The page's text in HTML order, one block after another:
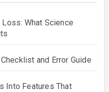
What Science
and Error Guide
Into Features That